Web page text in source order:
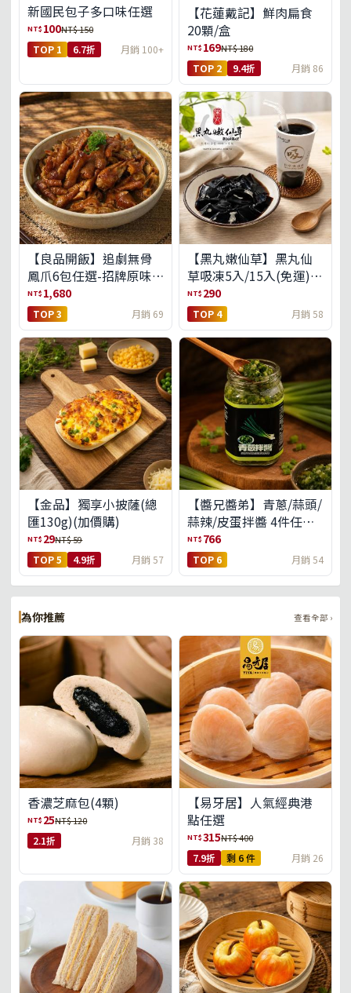
新國民包子多口味任選
NT$ 100NT$ 150
TOP 1 6.7折 月銷 100+
【花蓮戴記】鮮肉扁食
20顆/盒
NT$ 169NT$ 180
TOP 2 9.4折 月銷 86
【良品開飯】追劇無骨
鳳爪6包任選-招牌原味/
濃濃蒜香/過癮麻辣(免運
組)
NT$ 1,680
TOP 3 月銷 69
【黑丸嫩仙草】黑丸仙
草吸凍5入/15入(免運)
(預購中8/14出貨)
NT$ 290
TOP 4 月銷 58
【金品】獨享小披薩(總
匯130g)(加價購)
NT$ 29NT$ 59
TOP 5 4.9折 月銷 57
【醬兄醬弟】青蔥/蒜頭/
蒜辣/皮蛋拌醬 4件任選
(免運組)
NT$ 766
TOP 6 月銷 54
為你推薦 查看全部 ›
香濃芝麻包(4顆)
NT$ 25NT$ 120
2.1折 月銷 38
【易牙居】人氣經典港
點任選
NT$315NT$ 400
7.9折 剩 6 件 月銷 26